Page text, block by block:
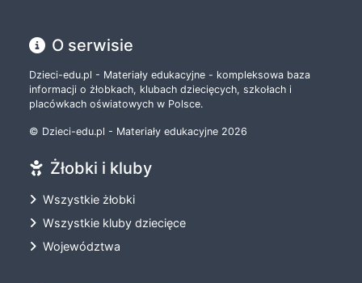
O serwisie
Dzieci-edu.pl - Materiały edukacyjne - kompleksowa baza
informacji o żłobkach, klubach dziecięcych, szkołach i
placówkach oświatowych w Polsce.
© Dzieci-edu.pl - Materiały edukacyjne 2026
Żłobki i kluby
Wszystkie żłobki
Wszystkie kluby dziecięce
Województwa